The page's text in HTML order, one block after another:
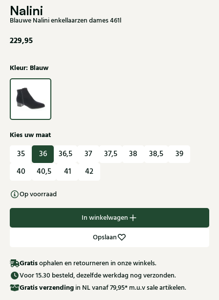
Nalini
Blauwe Nalini enkellaarzen dames 461l
229,95
Kleur: Blauw
Kies uw maat
35 36 36,5 37 37,5 38 38,5
39
40
40,5 41 42
Op voorraad
In winkelwagen
Opslaan
Gratisophalen en retourneren in onze winkels.
Voor 15.30 besteld, dezelfde werkdag nog verzonden.
Gratisverzending in NL vanaf 79,95* m.u.v sale artikelen.